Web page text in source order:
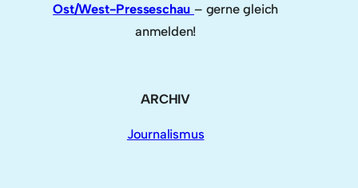
Ost/West-Presseschau – gerne gleich
anmelden!
ARCHIV
Journalismus